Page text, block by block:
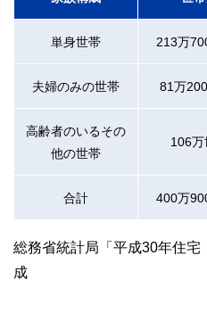
単身世帯 213万
夫婦のみの世帯 81万
高齢者のいるその
他の世帯
106万
合計 400万
総務省統計局「平成30年住
成